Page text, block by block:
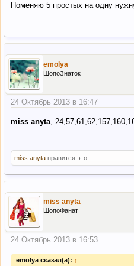
Поменяю 5 простых на одну
emolya
ШопоЗнаток
24 Октябрь 2013 в 16:47
miss anyta ,
miss anyta нравится это.
miss anyta
ШопоФанат
24 Октябрь 2013 в 16:53
emolya сказал(а): ↑